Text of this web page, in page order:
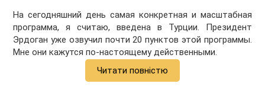
На сегодняшний день самая конкретная и масштабная
программа, я считаю, введена в Турции. Президент
Эрдоган уже озвучил почти 20 пунктов этой программы.
Мне они кажутся по-настоящему действенными.
Читати повністю